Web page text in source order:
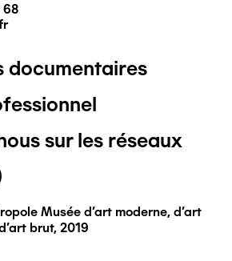
68
documentaires
sur les réseaux
Musée d'art moderne, d'art
brut, 2019